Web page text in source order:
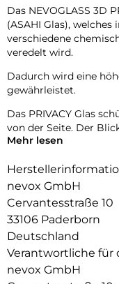
Das NEVOGLASS 3D
(ASAHI Glas),
verschiedene
veredelt wird.
Dadurch wird eine
gewährleistet.
Das PRIVACY Glas
von der Seite. Der
möglich, gleichzeitig
Das NEVOGLASS 3D
sich somit dem
erzielt.
Durch die
Mehr lesen
nevox GmbH
Cervantesstraße 10
33106 Paderborn
Deutschland
Verantwortliche für
nevox GmbH